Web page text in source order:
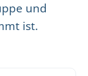
und
ist.